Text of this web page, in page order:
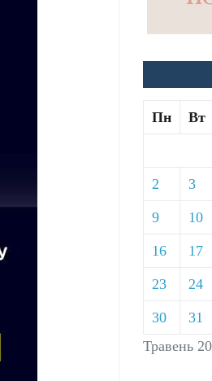
Травень
Пн Вт
2 3
9 10
16 17
23 24
30 31